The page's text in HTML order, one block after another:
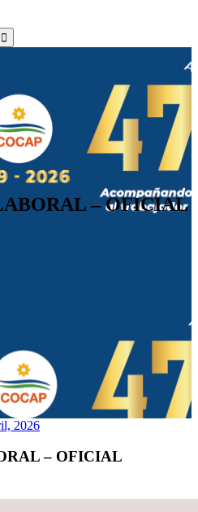
– OFICIAL
2026
– OFICIAL